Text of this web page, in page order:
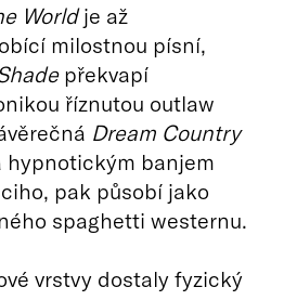
Worldje až
milostnou písní,
překvapí
říznutou outlaw
Dream Country
hypnotickým banjem
pak působí jako
spaghetti westernu.
vrstvy dostaly fyzický